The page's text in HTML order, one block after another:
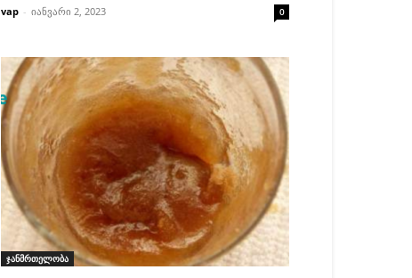
vap - იანვარი 2, 2023 0
ჯანმრთელობა